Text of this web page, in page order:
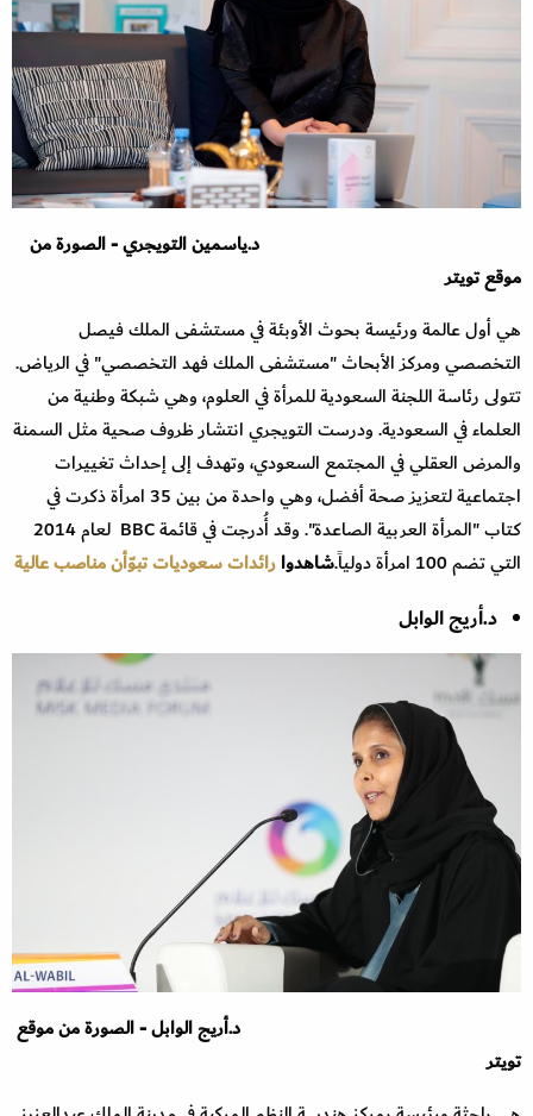
د.ياسمين التويجري -الصورة من
موقع تويتر
هي أول عالمة ورئيسة بحوث الأوبئة في مستشفى الملك فيصل
التخصصي ومركز الأبحاث "مستشفى الملك فهد التخصصي" في الرياض.
تتولى رئاسة اللجنة السعودية للمرأة في العلوم، وهي شبكة وطنية من
العلماء في السعودية. ودرست التويجري انتشار ظروف صحية مثل السمنة
والمرض العقلي في المجتمع السعودي، وتهدف إلى إحداث تغييرات
اجتماعية لتعزيز صحة أفضل، وهي واحدة من بين 35 امرأة ذكرت في
كتاب "المرأة العربية الصاعدة". وقد أُدرجت في قائمة BBC لعام 2014
التي تضم 100 امرأة دولياً.
شاهدوارائدات سعوديات تبوّأن مناصب عالية
د.أريج الوابل
د.أريج الوابل -الصورة من موقع
تويتر